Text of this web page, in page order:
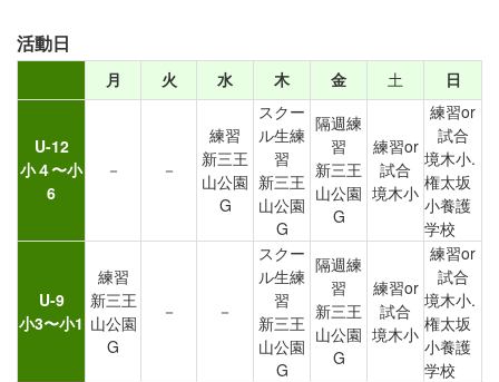
活動日
月 火 水 木 金 土 日
U-12
小４〜小
6
－ －
練習
新三王
山公園
G
スクー
ル生練
習
新三王
山公園
G
隔週練
習
新三王
山公園
G
練習or
試合
境木小
練習or
試合
境木小.
権太坂
小養護
学校
U-9
小3〜小1
練習
新三王
山公園
G
－ －
スクー
ル生練
習
新三王
山公園
G
隔週練
習
新三王
山公園
G
練習or
試合
境木小
練習or
試合
境木小.
権太坂
小養護
学校